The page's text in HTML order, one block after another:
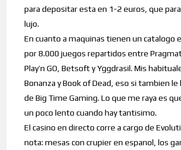
para depositar esta en 1-2 euros, que
lujo.
En cuanto a maquinas tienen un catalogo
por 8.000 juegos repartidos entre
Play’n GO, Betsoft y Yggdrasil. Mis
Bonanza y Book of Dead, eso si tambien le
de Big Time Gaming. Lo que me raya es
un poco lento cuando hay tantisimo.
El casino en directo corre a cargo de
nota: mesas con crupier en espanol, los